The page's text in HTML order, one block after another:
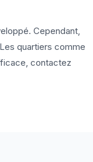
Cependant,
quartiers comme
contactez